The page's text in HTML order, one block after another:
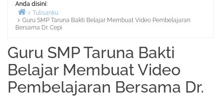
Anda disini:
Beranda
Tulisanku
Guru SMP Taruna Bakti Belajar Membuat Video Pembelajaran
Bersama Dr. Cepi
Guru SMP Taruna Bakti
Belajar Membuat Video
Pembelajaran Bersama Dr.